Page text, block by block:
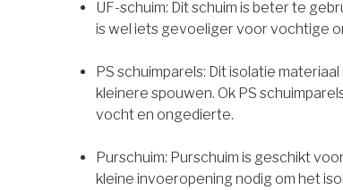
UF-schuim: Dit schuim is beter te
is wel iets gevoeliger voor vochtige
PS schuimparels: Dit isolatie
kleinere spouwen. Ok PS
vocht en ongedierte.
Purschuim: Purschuim is geschikt
kleine invoeropening nodig om het